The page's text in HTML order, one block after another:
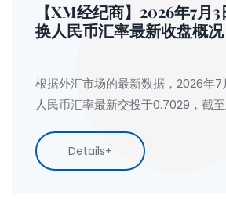
【XM经纪商】2026年7月
换人民币汇率最新收盘概况
根据外汇市场的最新数据，2026年
人民币汇率最新交投于0.7029，截
人民币兑瑞典克朗收盘价为1.4251。
Details+